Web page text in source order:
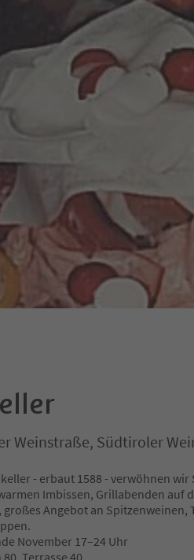
Weinstraße, Südtiroler
- erbaut 1588 - verwöhnen wir
Imbissen, Grillabenden auf
Angebot an Spitzenweinen,
November 17–24 Uhr
Terrasse 40